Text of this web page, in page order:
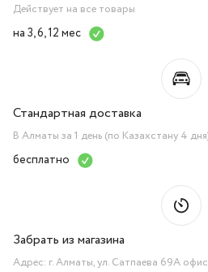
Действует на все товары
на 3, 6, 12 мес
Стандартная доставка
В Алматы за 1 день (по Казахстану 4
бесплатно
Забрать из магазина
Адрес: г. Алматы, ул. Сатпаева 69А офис